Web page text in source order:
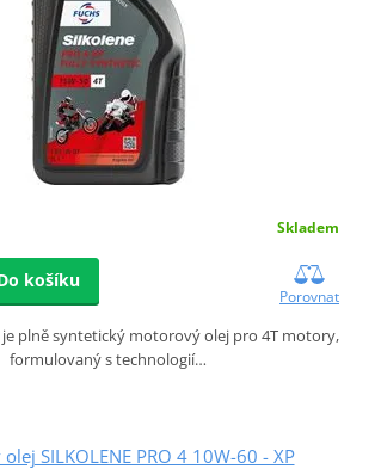
Skladem
košíku
Porovnat
je plně syntetický motorový olej pro 4T motory,
formulovaný s technologií…
SILKOLENE PRO 4 10W-60 - XP